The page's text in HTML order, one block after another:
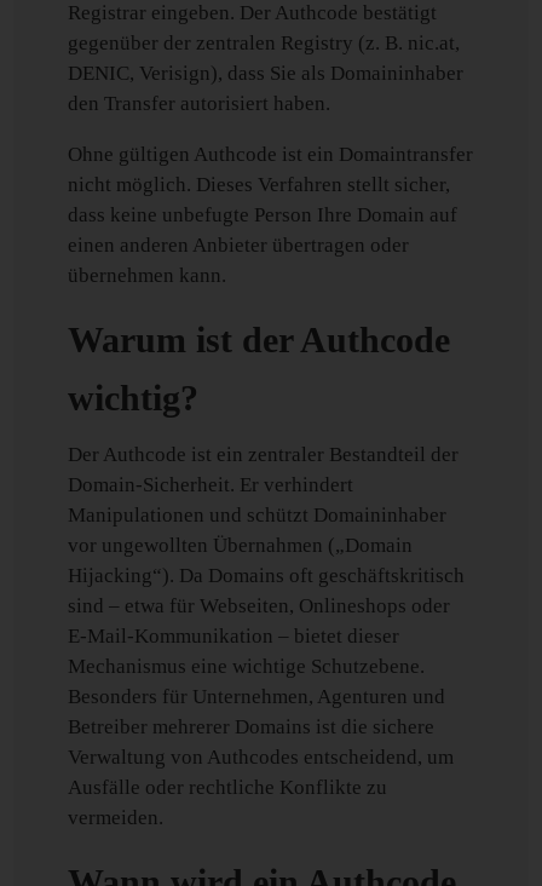
Registrar eingeben. Der Authcode bestätigt
gegenüber der zentralen Registry (z. B. nic.at,
DENIC, Verisign), dass Sie als Domaininhaber
den Transfer autorisiert haben.
Ohne gültigen Authcode ist ein Domaintransfer
nicht möglich. Dieses Verfahren stellt sicher,
dass keine unbefugte Person Ihre Domain auf
einen anderen Anbieter übertragen oder
übernehmen kann.
Warum ist der Authcode
wichtig?
Der Authcode ist ein zentraler Bestandteil der
Domain-Sicherheit. Er verhindert
Manipulationen und schützt Domaininhaber
vor ungewollten Übernahmen („Domain
Hijacking“). Da Domains oft geschäftskritisch
sind – etwa für Webseiten, Onlineshops oder
E-Mail-Kommunikation – bietet dieser
Mechanismus eine wichtige Schutzebene.
Besonders für Unternehmen, Agenturen und
Betreiber mehrerer Domains ist die sichere
Verwaltung von Authcodes entscheidend, um
Ausfälle oder rechtliche Konflikte zu
vermeiden.